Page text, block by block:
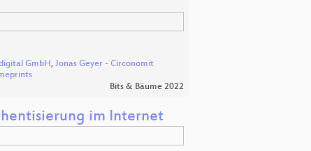
GmbH, Jonas Geyer - Circonomit
Bits & Bäume 2022
im Internet